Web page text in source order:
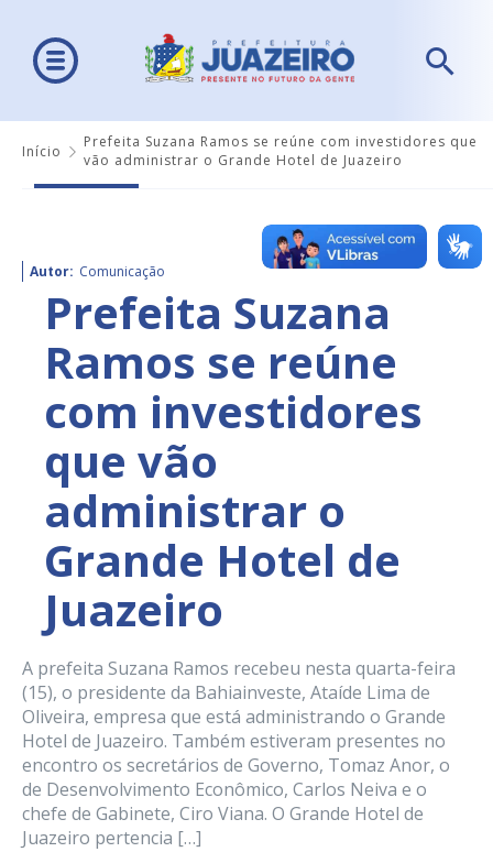
Início
Prefeita Suzana Ramos se reúne com investidores que
vão administrar o Grande Hotel de Juazeiro
Autor: Comunicação
Prefeita Suzana
Ramos se reúne
com investidores
que vão
administrar o
Grande Hotel de
Juazeiro
A prefeita Suzana Ramos recebeu nesta quarta-feira
(15), o presidente da Bahiainveste, Ataíde Lima de
Oliveira, empresa que está administrando o Grande
Hotel de Juazeiro. Também estiveram presentes no
encontro os secretários de Governo, Tomaz Anor, o
de Desenvolvimento Econômico, Carlos Neiva e o
chefe de Gabinete, Ciro Viana. O Grande Hotel de
Juazeiro pertencia […]